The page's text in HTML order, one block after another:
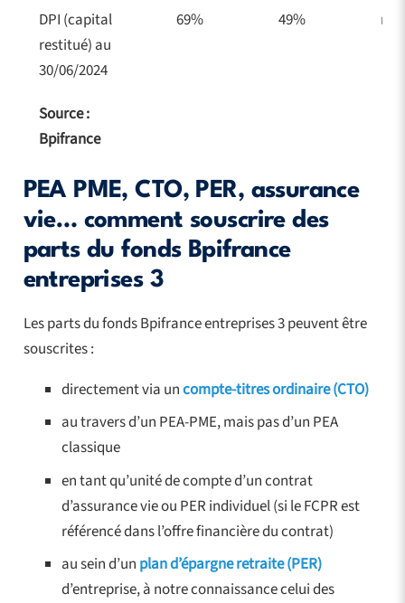
Source :
Bpifrance
DPI (capital
restitué) au
30/06/2024
69% 49% na
PEA PME, CTO, PER, assurance
vie… comment souscrire des
parts du fonds Bpifrance
entreprises 3
Les parts du fonds Bpifrance entreprises 3 peuvent être
souscrites :
directement via uncompte-titres ordinaire (CTO)
au travers d’un PEA-PME, mais pas d’un PEA
classique
en tant qu’unité de compte d’un contrat
d’assurance vie ou PER individuel (si le FCPR est
référencé dans l’offre financière du contrat)
au sein d’un plan d’épargne retraite (PER)
d’entreprise, à notre connaissance celui des